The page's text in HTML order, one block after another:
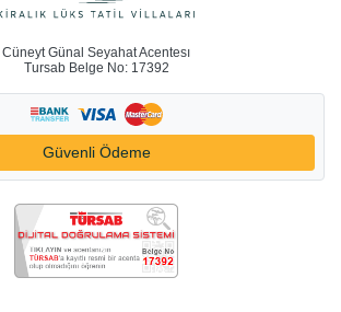
Cüneyt Günal Seyahat Acentesı
Tursab Belge No: 17392
Güvenli Ödeme